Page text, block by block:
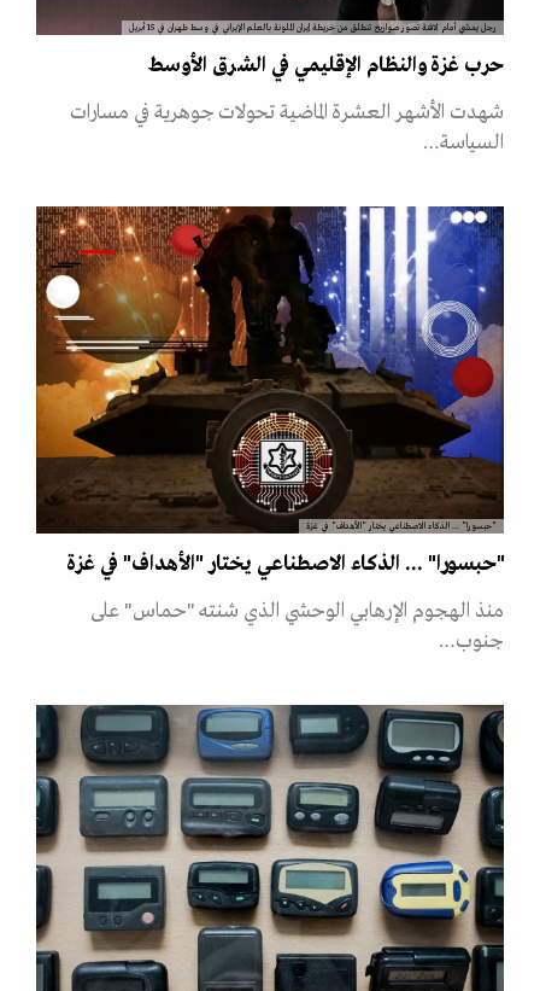
رجل يمشي أمام لافتة تصور صواريخ تنطلق من خريطة إيران الملونة بالعلم الإيراني في وسط طهران في 15 أبريل
حرب غزة والنظام الإقليمي في الشرق الأوسط
شهدت الأشهر العشرة الماضية تحولات جوهرية في مسارات
السياسة…
"حبسورا" ... الذكاء الاصطناعي يختار "الأهداف" في غزة
"حبسورا" ... الذكاء الاصطناعي يختار "الأهداف" في غزة
منذ الهجوم الإرهابي الوحشي الذي شنته "حماس" على
جنوب…